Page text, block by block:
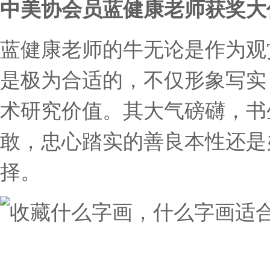
中美协会员蓝健康老师获奖
蓝健康老师的牛无论是作为
是极为合适的，不仅形象写
术研究价值。其大气磅礴，
敢，忠心踏实的善良本性还
择。